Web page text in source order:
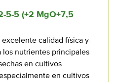
5⁠-5 (+2 MgO+7,5
calidad física y
nutrientes principales
en cultivos
en cultivos